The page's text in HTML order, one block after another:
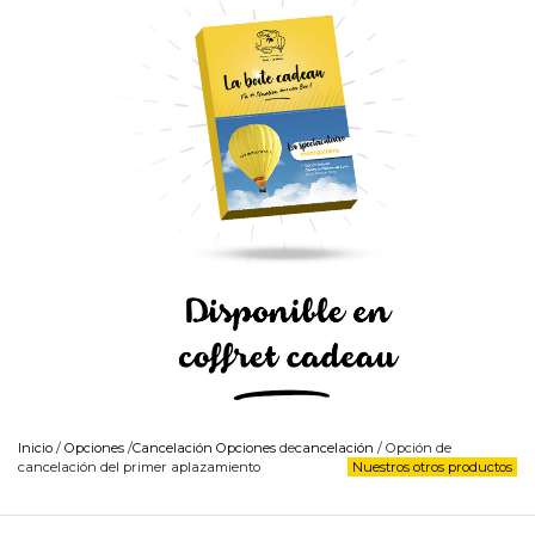
Inicio / Opciones /Cancelación Opciones decancelación / Opción de
cancelación del primer aplazamiento
Nuestros otros productos